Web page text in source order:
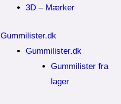
3D – Mærker
Gummilister.dk
Gummilister.dk
Gummilister fra
lager